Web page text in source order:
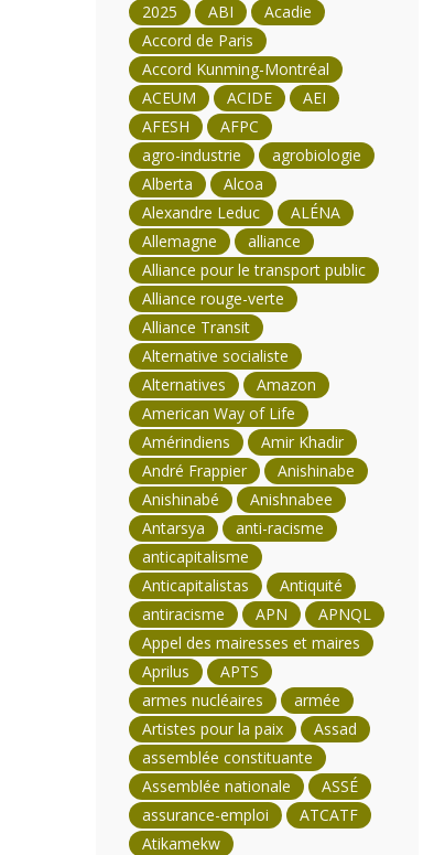
2025
ABI
Acadie
Accord de Paris
Accord Kunming-Montréal
ACEUM
ACIDE
AEI
AFESH
AFPC
agro-industrie
agrobiologie
Alberta
Alcoa
Alexandre Leduc
ALÉNA
Allemagne
alliance
Alliance pour le transport public
Alliance rouge-verte
Alliance Transit
Alternative socialiste
Alternatives
Amazon
American Way of Life
Amérindiens
Amir Khadir
André Frappier
Anishinabe
Anishinabé
Anishnabee
Antarsya
anti-racisme
anticapitalisme
Anticapitalistas
Antiquité
antiracisme
APN
APNQL
Appel des mairesses et maires
Aprilus
APTS
armes nucléaires
armée
Artistes pour la paix
Assad
assemblée constituante
Assemblée nationale
ASSÉ
assurance-emploi
ATCATF
Atikamekw